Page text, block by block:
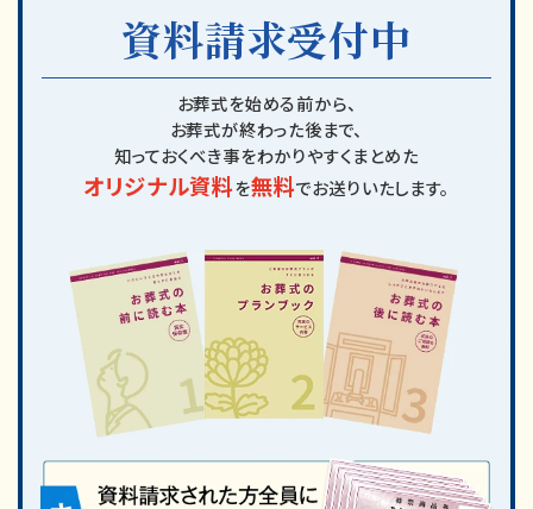
資料請求受付中
お葬式を始める前から、
お葬式が終わった後まで、
知っておくべき事をわかりやすくまとめた
オリジナル資料を無料でお送りいたします。